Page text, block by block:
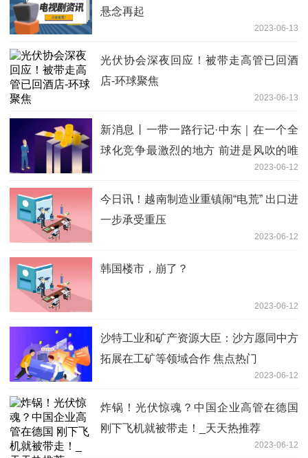
悬念再起
2023-06-13
光伏协会深夜回应！被带走高管已回酒
店-环球聚焦
2023-06-13
新消息丨一带一路行记·中东｜在一个全
球化竞争最激烈的地方 前进是风吹的唯
2023-06-12
今日讯！越南制造业重镇闹“电荒” 出口进
一步承受重压
2023-06-12
韩国楼市，崩了？
2023-06-12
沙特工业和矿产资源大臣：沙方愿同中方
拓展在工矿等领域合作 焦点热门
2023-06-12
炸锅！光伏惊魂？中国企业高管在德国
刚下飞机就被带走！_天天热推荐
2023-06-12